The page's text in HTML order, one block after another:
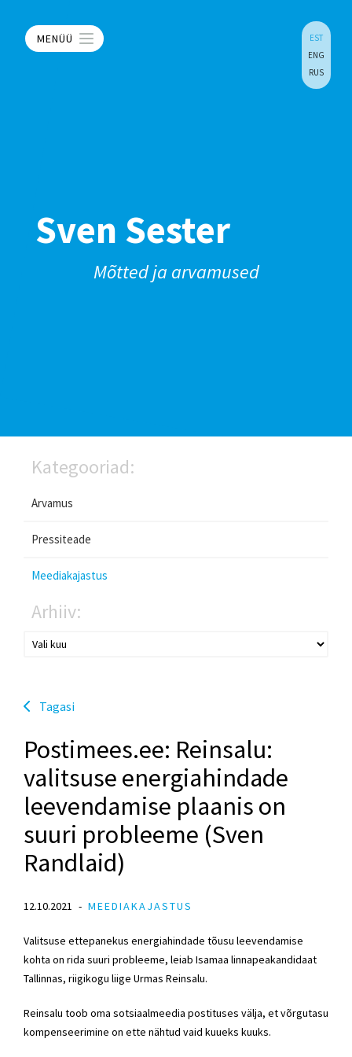
MENÜÜ
EST
ENG
RUS
Sven Sester
Mõtted ja arvamused
Kategooriad:
Arvamus
Pressiteade
Meediakajastus
Arhiiv:
Tagasi
Postimees.ee: Reinsalu:
valitsuse energiahindade
leevendamise plaanis on
suuri probleeme (Sven
Randlaid)
12.10.2021 MEEDIAKAJASTUS
Valitsuse ettepanekus energiahindade tõusu leevendamise
kohta on rida suuri probleeme, leiab Isamaa linnapeakandidaat
Tallinnas, riigikogu liige Urmas Reinsalu.
Reinsalu toob oma sotsiaalmeedia postituses välja, et võrgutasu
kompenseerimine on ette nähtud vaid kuueks kuuks.